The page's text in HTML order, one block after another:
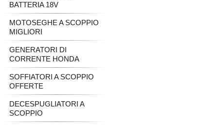
BATTERIA 18V
MOTOSEGHE A SCOPPIO
MIGLIORI
GENERATORI DI
CORRENTE HONDA
SOFFIATORI A SCOPPIO
OFFERTE
DECESPUGLIATORI A
SCOPPIO